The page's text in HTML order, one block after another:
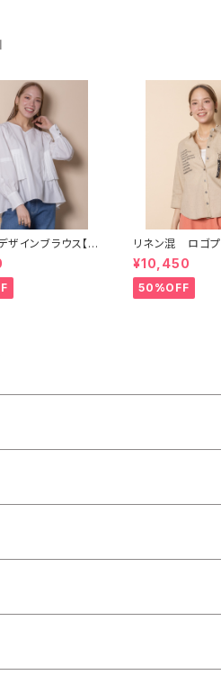
ザインブラウス【8
リネン混 ロゴプ
ス【8264110】
¥10,450
50%OFF